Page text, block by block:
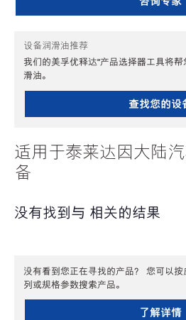
设备润滑油推荐
我们的美孚优释达℠产品选择器工具将
滑油。
查找您的设
适用于泰莱达因大陆
备
没有找到与 相关的结果
没有看到您正在寻找的产品？ 您可以
列或规格参数搜索产品。
了解详情